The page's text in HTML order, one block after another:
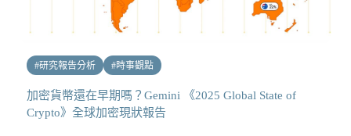
#研究報告分析 #時事觀點
加密貨幣還在早期嗎？Gemini 《2025 Global State of
Crypto》全球加密現狀報告